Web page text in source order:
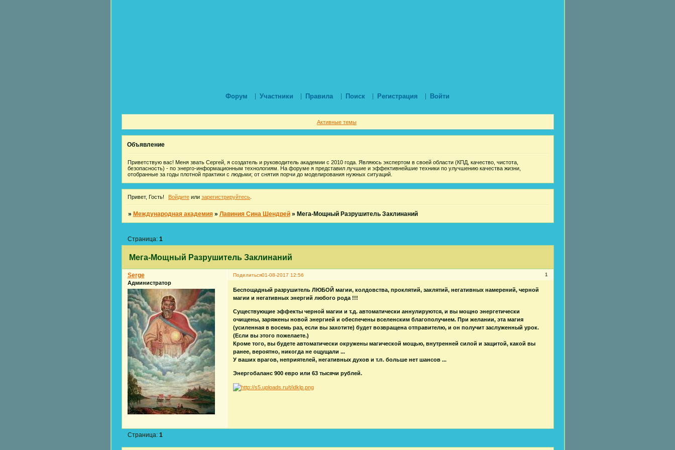
Форум Участники Правила Поиск Регистрация Войти
Активные темы
Объявление
Приветствую вас! Меня звать Сергей, я создатель и руководитель академии с 2010 года. Являюсь экспертом в своей области (КПД, качество, чистота,
безопасность) - по энерго-информационным технологиям. На форуме я представил лучшие и эффективнейшие техники по улучшению качества жизни,
отобранные за годы плотной практики с людьми; от снятия порчи до моделирования нужных ситуаций.
Привет, Гость! Войдите или зарегистрируйтесь
» Международная академия » Лавиния Сина Шендрей » Мега-Мощный Разрушитель Заклинаний
Мега-Мощный Разрушитель Заклинаний
Страница: 1
Поделиться 1
01-08-2017 12:56
Serge
Администратор
Беспощадный разрушитель ЛЮБОЙ магии, колдовства, проклятий, заклятий, негативных намерений, черной
магии и негативных энергий любого рода !!!
Существующие эффекты черной магии и т.д. автоматически аннулируются, и вы мощно энергетически
очищены, заряжены новой энергией и обеспечены вселенским благополучием. При желании, эта магия
(усиленная в восемь раз, если вы захотите) будет возвращена отправителю, и он получит заслуженный урок.
(Если вы этого пожелаете.)
Кроме того, вы будете автоматически окружены магической мощью, внутренней силой и защитой, какой вы
ранее, вероятно, никогда не ощущали ...
У ваших врагов, неприятелей, негативных духов и т.п. больше нет шансов ...
Энергобаланс 900 евро или 63 тысячи рублей.
Страница: 1